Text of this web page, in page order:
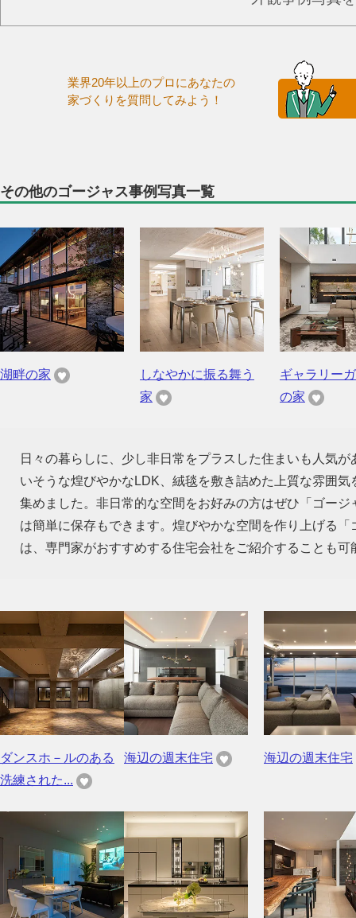
業界20年以上のプロにあなたの
家づくりを質問してみよう！
その他のゴージャス事例写真一覧
湖畔の家
しなやかに振る舞う
家
ギャラリー
の家
日々の暮らしに、少し非日常をプラスした住まいも人気
いそうな煌びやかなLDK、絨毯を敷き詰めた上質な雰囲
集めました。非日常的な空間をお好みの方はぜひ「ゴー
は簡単に保存もできます。煌びやかな空間を作り上げる
は、専門家がおすすめする住宅会社をご紹介することも可
ダンスホ－ルのある
洗練された...
海辺の週末住宅 海辺の週末住宅